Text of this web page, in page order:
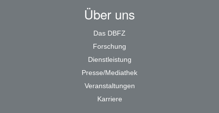
Über uns
Das DBFZ
Forschung
Dienstleistung
Presse/Mediathek
Veranstaltungen
Karriere